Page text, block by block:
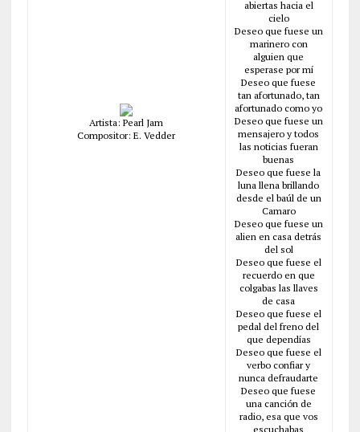
Artista: Pearl Jam
Compositor: E. Vedder
abiertas hacia el
cielo
Deseo que fuese un
marinero con
alguien que
esperase por mí
Deseo que fuese
tan afortunado, tan
afortunado como yo
Deseo que fuese un
mensajero y todos
las noticias fueran
buenas
Deseo que fuese la
luna llena brillando
desde el baúl de un
Camaro
Deseo que fuese un
alien en casa detrás
del sol
Deseo que fuese el
recuerdo en que
colgabas las llaves
de casa
Deseo que fuese el
pedal del freno del
que dependías
Deseo que fuese el
verbo confiar y
nunca defraudarte
Deseo que fuese
una canción de
radio, esa que vos
escuchabas